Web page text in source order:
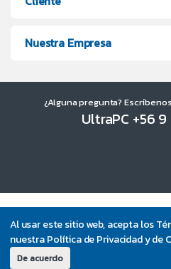
Al usar este sitio web, acepta los
nuestra Política de Privacidad y de
De acuerdo
Nuestra Empresa
¿Alguna pregunta?
UltraPC +56